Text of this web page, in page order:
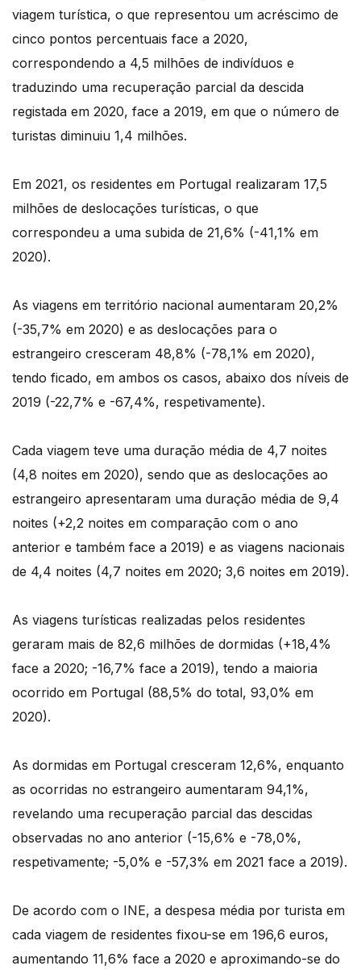
viagem turística, o que representou um acréscimo de
cinco pontos percentuais face a 2020,
correspondendo a 4,5 milhões de indivíduos e
traduzindo uma recuperação parcial da descida
registada em 2020, face a 2019, em que o número de
turistas diminuiu 1,4 milhões.
Em 2021, os residentes em Portugal realizaram 17,5
milhões de deslocações turísticas, o que
correspondeu a uma subida de 21,6% (-41,1% em
2020).
As viagens em território nacional aumentaram 20,2%
(-35,7% em 2020) e as deslocações para o
estrangeiro cresceram 48,8% (-78,1% em 2020),
tendo ficado, em ambos os casos, abaixo dos níveis de
2019 (-22,7% e -67,4%, respetivamente).
Cada viagem teve uma duração média de 4,7 noites
(4,8 noites em 2020), sendo que as deslocações ao
estrangeiro apresentaram uma duração média de 9,4
noites (+2,2 noites em comparação com o ano
anterior e também face a 2019) e as viagens nacionais
de 4,4 noites (4,7 noites em 2020; 3,6 noites em 2019).
As viagens turísticas realizadas pelos residentes
geraram mais de 82,6 milhões de dormidas (+18,4%
face a 2020; -16,7% face a 2019), tendo a maioria
ocorrido em Portugal (88,5% do total, 93,0% em
2020).
As dormidas em Portugal cresceram 12,6%, enquanto
as ocorridas no estrangeiro aumentaram 94,1%,
revelando uma recuperação parcial das descidas
observadas no ano anterior (-15,6% e -78,0%,
respetivamente; -5,0% e -57,3% em 2021 face a 2019).
De acordo com o INE, a despesa média por turista em
cada viagem de residentes fixou-se em 196,6 euros,
aumentando 11,6% face a 2020 e aproximando-se do